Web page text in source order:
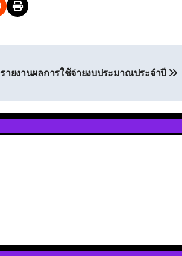
รายงานผลการใช้จ่ายงบประมาณประจำปี